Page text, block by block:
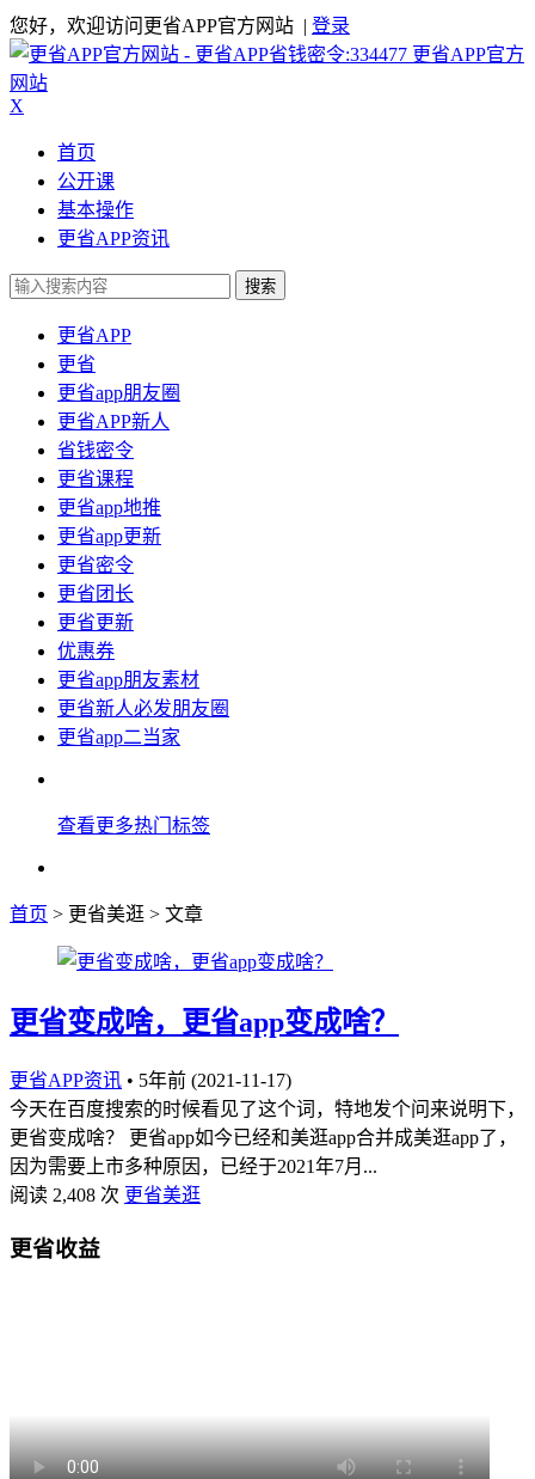
您好，欢迎访问更省APP官方网站 | 登录
更省APP官方
网站
X
首页
公开课
基本操作
更省APP资讯
搜索
更省APP
更省
更省app朋友圈
更省APP新人
省钱密令
更省课程
更省app地推
更省app更新
更省密令
更省团长
更省更新
优惠券
更省app朋友素材
更省新人必发朋友圈
更省app二当家
查看更多热门标签
首页 > 更省美逛 > 文章
更省变成啥，更省app变成啥？
更省APP资讯 • 5年前 (2021-11-17)
今天在百度搜索的时候看见了这个词，特地发个问来说明下，
更省变成啥？ 更省app如今已经和美逛app合并成美逛app了，
因为需要上市多种原因，已经于2021年7月...
阅读 2,408 次 更省美逛
更省收益